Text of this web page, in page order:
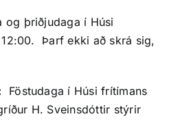
og þriðjudaga í Húsi
Þarf ekki að skrá sig,
Föstudaga í Húsi frítímans
H. Sveinsdóttir stýrir